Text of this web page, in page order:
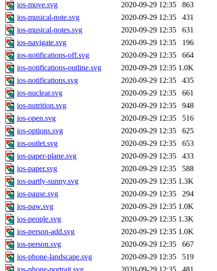
ios-move.svg
2020-09-29 12:35
863
ios-musical-note.svg
2020-09-29 12:35
431
ios-musical-notes.svg
2020-09-29 12:35
631
ios-navigate.svg
2020-09-29 12:35
196
ios-notifications-off.svg
2020-09-29 12:35
664
ios-notifications-outline.svg
2020-09-29 12:35 1.0K
ios-notifications.svg
2020-09-29 12:35
435
ios-nuclear.svg
2020-09-29 12:35
661
ios-nutrition.svg
2020-09-29 12:35
948
ios-open.svg
2020-09-29 12:35
516
ios-options.svg
2020-09-29 12:35
625
ios-outlet.svg
2020-09-29 12:35
653
ios-paper-plane.svg
2020-09-29 12:35
433
ios-paper.svg
2020-09-29 12:35
588
ios-partly-sunny.svg
2020-09-29 12:35 1.3K
ios-pause.svg
2020-09-29 12:35
294
ios-paw.svg
2020-09-29 12:35 1.0K
ios-people.svg
2020-09-29 12:35 1.3K
ios-person-add.svg
2020-09-29 12:35 1.0K
ios-person.svg
2020-09-29 12:35
667
ios-phone-landscape.svg
2020-09-29 12:35
519